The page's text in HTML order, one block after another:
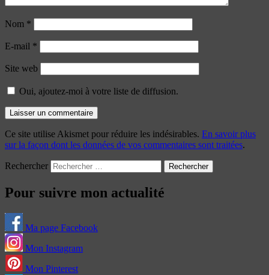
Nom *
E-mail *
Site web
Oui, ajoutez-moi à votre liste de diffusion.
Ce site utilise Akismet pour réduire les indésirables. En savoir plus
sur la façon dont les données de vos commentaires sont traitées.
Rechercher
Pour suivre mon actualité
Ma page Facebook
Mon Instagram
Mon Pinterest